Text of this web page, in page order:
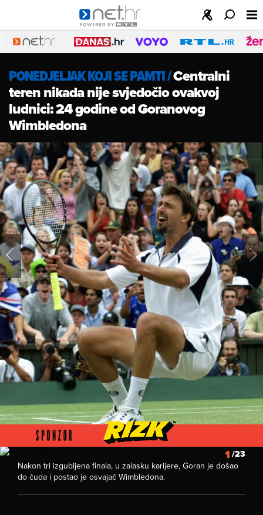
PONEDJELJAK KOJI SE PAMTI/Centralni
teren nikada nije svjedočio ovakvoj
ludnici: 24 godine od Goranovog
Wimbledona
Foto: Profimedia
Nakon tri izgubljena finala, u zalasku karijere, Goran je došao
do čuda i postao je osvajač Wimbledona.
1/23